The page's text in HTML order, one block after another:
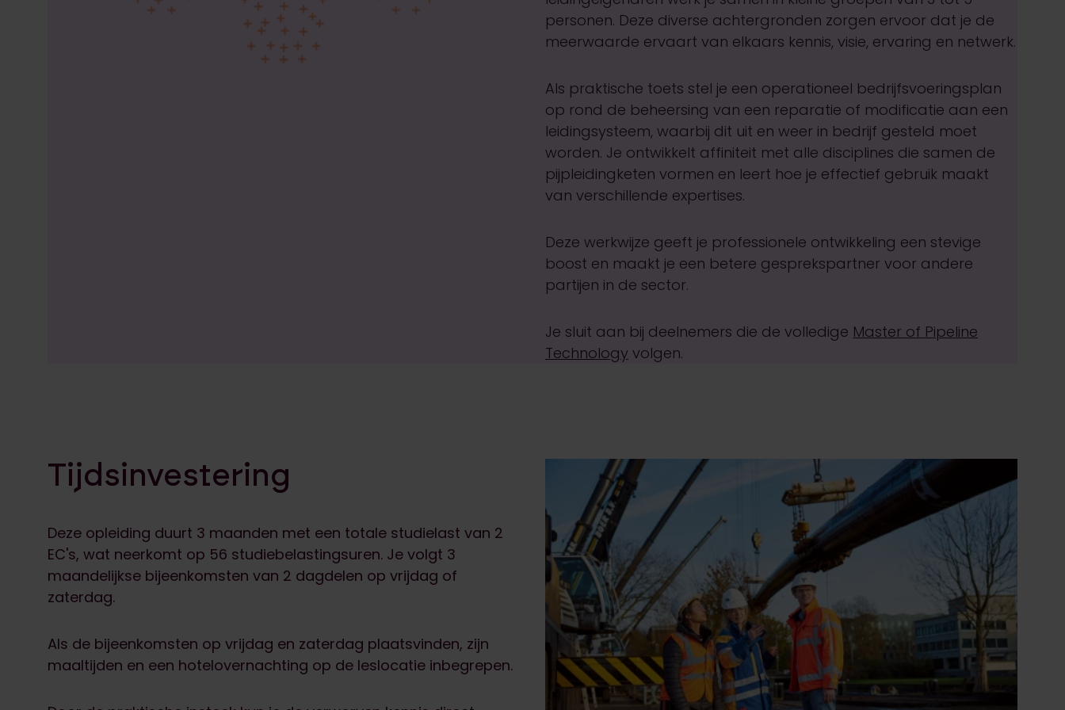
personen. Deze diverse achtergronden zorgen ervoor dat je de
meerwaarde ervaart van elkaars kennis, visie, ervaring en netwerk.
Als praktische toets stel je een operationeel bedrijfsvoeringsplan
op rond de beheersing van een reparatie of modificatie aan een
leidingsysteem, waarbij dit uit en weer in bedrijf gesteld moet
worden. Je ontwikkelt affiniteit met alle disciplines die samen de
pijpleidingketen vormen en leert hoe je effectief gebruik maakt
van verschillende expertises.
Deze werkwijze geeft je professionele ontwikkeling een stevige
boost en maakt je een betere gesprekspartner voor andere
partijen in de sector.
Je sluit aan bij deelnemers die de volledige Master of Pipeline
Technology volgen.
Tijdsinvestering
Deze opleiding duurt 3 maanden met een totale studielast van 2
EC's, wat neerkomt op 56 studiebelastingsuren. Je volgt 3
maandelijkse bijeenkomsten van 2 dagdelen op vrijdag of
zaterdag.
Als de bijeenkomsten op vrijdag en zaterdag plaatsvinden, zijn
maaltijden en een hotelovernachting op de leslocatie inbegrepen.